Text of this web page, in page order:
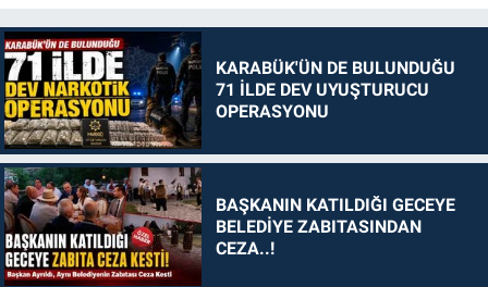
KARABÜK'ÜN DE BULUNDUĞU
71 İLDE DEV UYUŞTURUCU
OPERASYONU
BAŞKANIN KATILDIĞI GECEYE
BELEDİYE ZABITASINDAN
CEZA..!